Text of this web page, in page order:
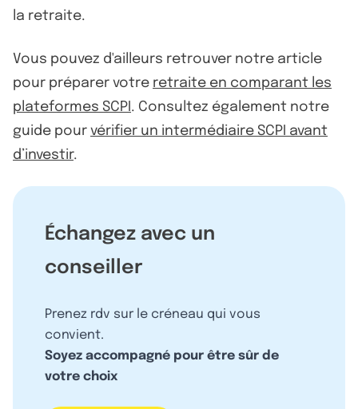
la retraite.
Vous pouvez d'ailleurs retrouver notre article
pour préparer votre retraite en comparant les
plateformes SCPI . Consultez également notre
guide pour vérifier un intermédiaire SCPI avant
d’investir.
Échangez avec un
conseiller
Prenez rdv sur le créneau qui vous
convient.
Soyez accompagné pour être sûr de
votre choix